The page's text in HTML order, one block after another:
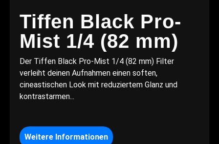
Tiffen Black Pro-
Mist 1/4 (82 mm)
Der Tiffen Black Pro-Mist 1/4 (82 mm) Filter
verleiht deinen Aufnahmen einen soften,
cineastischen Look mit reduziertem Glanz und
kontrastarmen...
Weitere Informationen